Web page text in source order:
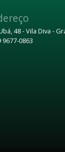
48 - Vila Diva -
9677-0863